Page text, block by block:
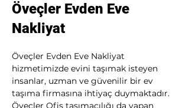
Öveçler Evden Eve
Nakliyat
Öveçler Evden Eve Nakliyat
hizmetimizde evini taşımak isteyen
insanlar, uzman ve güvenilir bir ev
taşıma firmasına ihtiyaç duymaktadır.
Öveçler Ofis taşımacılığı da yapan